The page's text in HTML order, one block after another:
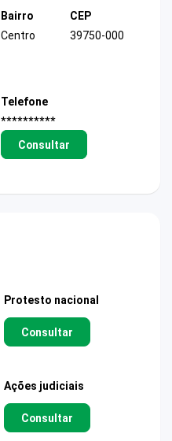
Bairro
Centro
CEP
39750-000
Telefone
**********
Consultar
Protesto nacional
Consultar
Ações judiciais
Consultar